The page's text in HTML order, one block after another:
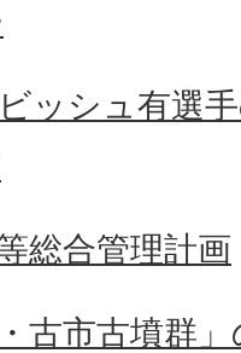
ビッシュ有選
総合管理計画
古市古墳群